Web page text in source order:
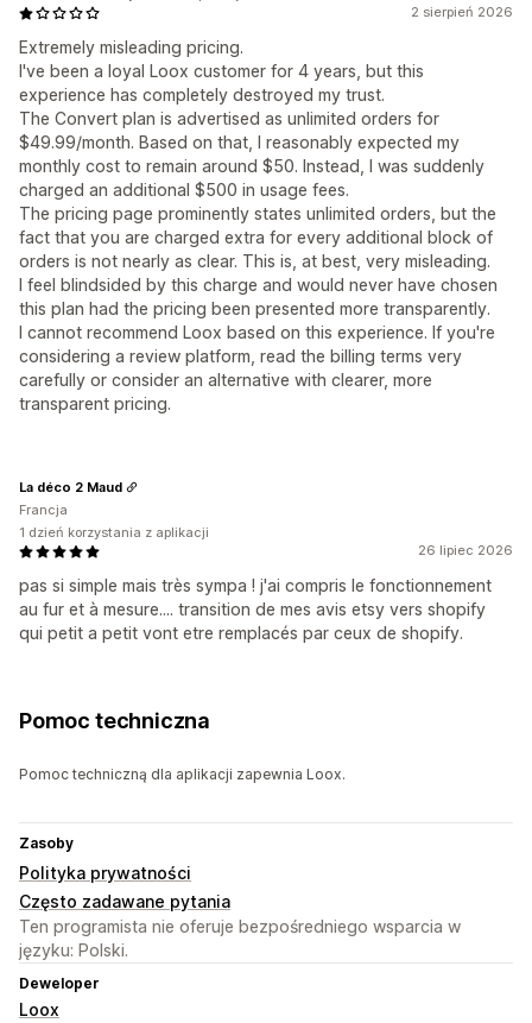
2 sierpień 2026
Extremely misleading pricing.
I've been a loyal Loox customer for 4 years, but this
experience has completely destroyed my trust.
The Convert plan is advertised as unlimited orders for
$49.99/month. Based on that, I reasonably expected my
monthly cost to remain around $50. Instead, I was suddenly
charged an additional $500 in usage fees.
The pricing page prominently states unlimited orders, but the
fact that you are charged extra for every additional block of
orders is not nearly as clear. This is, at best, very misleading.
I feel blindsided by this charge and would never have chosen
this plan had the pricing been presented more transparently.
I cannot recommend Loox based on this experience. If you're
considering a review platform, read the billing terms very
carefully or consider an alternative with clearer, more
transparent pricing.
26 lipiec 2026
pas si simple mais très sympa ! j'ai compris le fonctionnement
au fur et à mesure.... transition de mes avis etsy vers shopify
qui petit a petit vont etre remplacés par ceux de shopify.
La déco 2 Maud
Francja
1 dzień korzystania z aplikacji
Pomoc techniczna
Pomoc techniczną dla aplikacji zapewnia Loox.
Zasoby
Polityka prywatności
Często zadawane pytania
Ten programista nie oferuje bezpośredniego wsparcia w
języku: Polski.
Deweloper
Loox